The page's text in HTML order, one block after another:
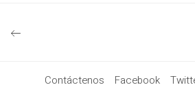
Contáctenos Facebook